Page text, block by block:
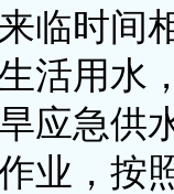
临时间
活用水
应急供
业，按